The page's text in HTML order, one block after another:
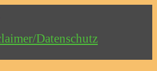
Datenschutz